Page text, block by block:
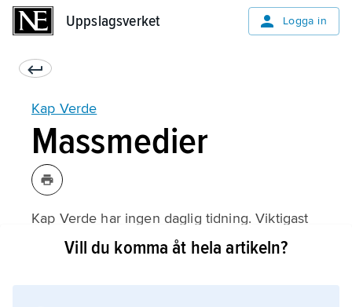
Uppslagsverket Logga in
Kap Verde
Massmedier
Kap Verde har ingen daglig tidning. Viktigast
är regeringsägda tvådagarstidningen Novo
Vill du komma åt hela artikeln?